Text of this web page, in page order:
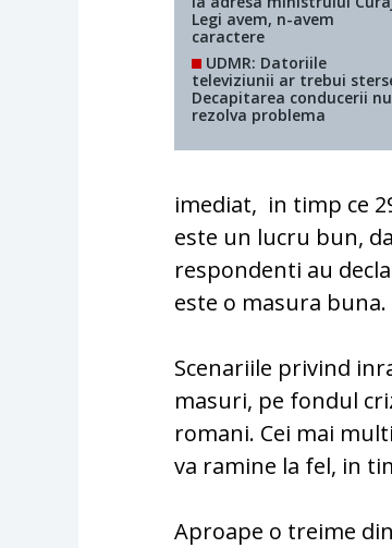
Legi avem, n-avem
caractere
UDMR: Datoriile
televiziunii ar trebui
Decapitarea conducerii nu
rezolva problema
imediat, in timp ce
este un lucru bun,
respondenti au
este o masura buna.
Scenariile privind
masuri, pe fondul
romani. Cei mai
va ramine la fel, in
Aproape o treime